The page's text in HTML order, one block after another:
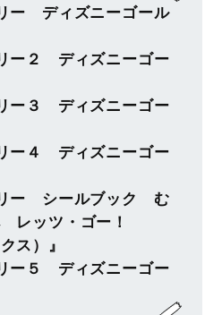
ー ディズニーゴール
ー２ ディズニーゴー
ー３ ディズニーゴー
ー４ ディズニーゴー
ー シールブック む
レッツ・ゴー！
ス）』
ー５ ディズニーゴー